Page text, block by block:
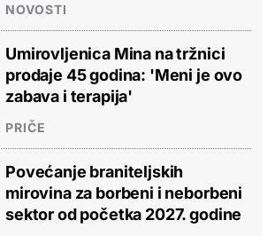
NOVOSTI
Umirovljenica Mina na tržnici
prodaje 45 godina: 'Meni je ovo
zabava i terapija'
PRIČE
Povećanje braniteljskih
mirovina za borbeni i neborbeni
sektor od početka 2027. godine